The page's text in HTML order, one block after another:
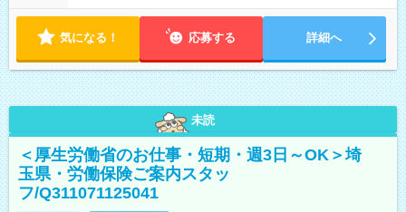
気になる！ 応募する 詳細へ
未読
＜厚生労働省のお仕事・短期・週3日～OK＞埼
玉県・労働保険ご案内スタッ
フ/Q311071125041